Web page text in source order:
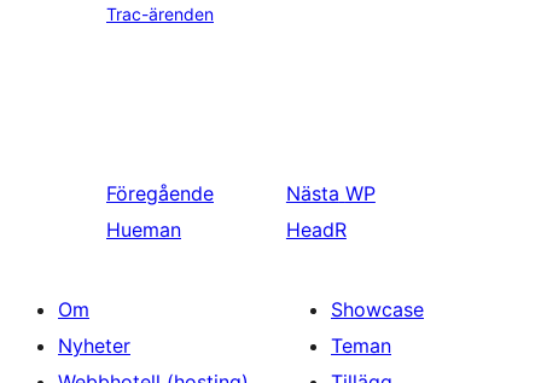
Trac-ärenden
Föregående
Hueman
Nästa WP
HeadR
Om
Nyheter
Showcase
Teman